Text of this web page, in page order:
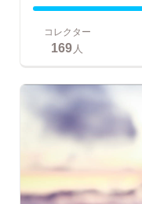
コレクター
169 人